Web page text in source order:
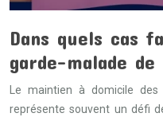
Dans quels cas
garde-malade
Le maintien à domicile des
représente souvent un défi